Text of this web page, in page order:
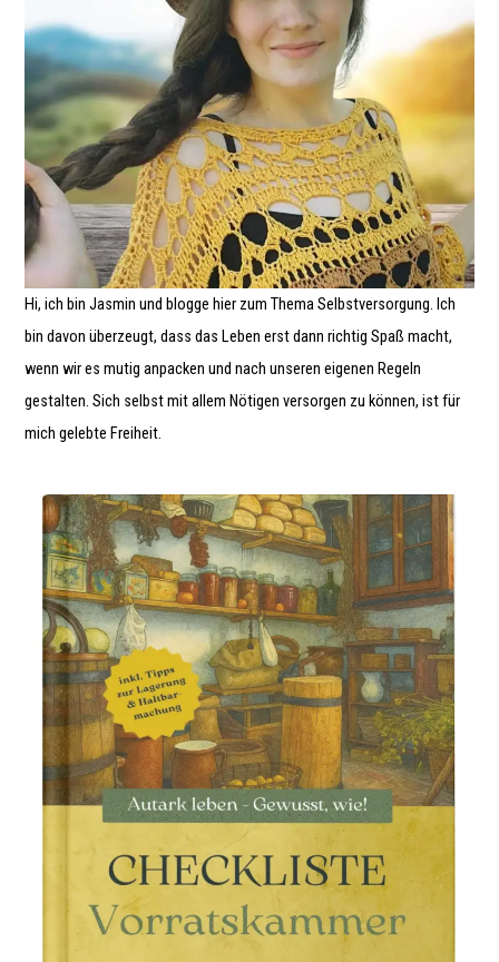
Hi, ich bin Jasmin und blogge hier zum Thema Selbstversorgung. Ich
bin davon überzeugt, dass das Leben erst dann richtig Spaß macht,
wenn wir es mutig anpacken und nach unseren eigenen Regeln
gestalten. Sich selbst mit allem Nötigen versorgen zu können, ist für
mich gelebte Freiheit.